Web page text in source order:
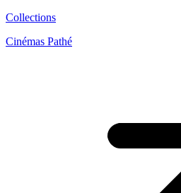
Collections
Cinémas Pathé